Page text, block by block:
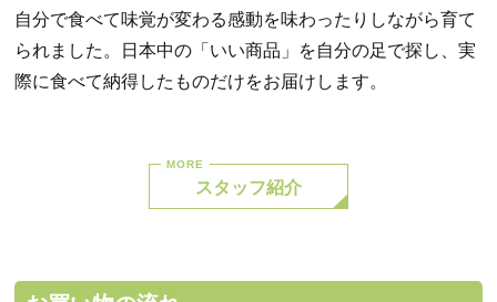
自分で食べて味覚が変わる感動を味わったりしながら育て
られました。日本中の「いい商品」を自分の足で探し、実
際に食べて納得したものだけをお届けします。
スタッフ紹介